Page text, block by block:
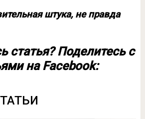
штука, не правда
статья? Поделитесь с
на Facebook: